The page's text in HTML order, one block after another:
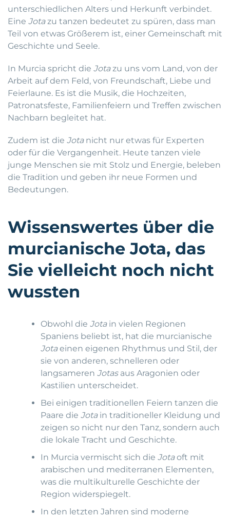
unterschiedlichen Alters und Herkunft verbindet.
Eine Jotazu tanzen bedeutet zu spüren, dass man
Teil von etwas Größerem ist, einer Gemeinschaft mit
Geschichte und Seele.
In Murcia spricht die Jotazu uns vom Land, von der
Arbeit auf dem Feld, von Freundschaft, Liebe und
Feierlaune. Es ist die Musik, die Hochzeiten,
Patronatsfeste, Familienfeiern und Treffen zwischen
Nachbarn begleitet hat.
Zudem ist die Jotanicht nur etwas für Experten
oder für die Vergangenheit. Heute tanzen viele
junge Menschen sie mit Stolz und Energie, beleben
die Tradition und geben ihr neue Formen und
Bedeutungen.
Wissenswertes über die
murcianische Jota, das
Sie vielleicht noch nicht
wussten
Obwohl dieJotain vielen Regionen
Spaniens beliebt ist, hat die murcianische
Jotaeinen eigenen Rhythmus und Stil, der
sie von anderen, schnelleren oder
langsamerenJotasaus Aragonien oder
Kastilien unterscheidet.
Bei einigen traditionellen Feiern tanzen die
Paare dieJotain traditioneller Kleidung und
zeigen so nicht nur den Tanz, sondern auch
die lokale Tracht und Geschichte.
In Murcia vermischt sich dieJotaoft mit
arabischen und mediterranen Elementen,
was die multikulturelle Geschichte der
Region widerspiegelt.
In den letzten Jahren sind moderne